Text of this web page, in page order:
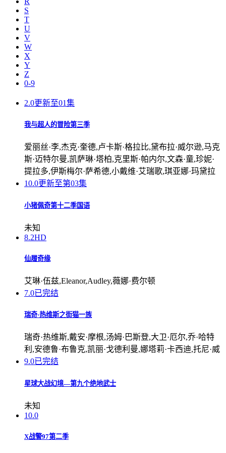
S
T
U
V
W
X
Y
Z
0-9
2.0更新至01集
我与超人的冒险第三季
爱丽丝·李,杰克·奎德,卢卡斯·格拉比,黛布拉·威尔逊,马克
斯·迈特尔曼,凯萨琳·塔柏,克里斯·帕内尔,文森·童,珍妮·
提拉多,伊斯梅尔·萨希德,小戴维·艾瑞歌,琪亚娜·玛黛拉
10.0更新至第03集
小猪佩奇第十二季国语
未知
8.2HD
仙履奇缘
艾琳·伍兹,Eleanor,Audley,薇娜·费尔顿
7.0已完结
瑞奇·热维斯之街猫一族
瑞奇·热维斯,戴安·摩根,汤姆·巴斯登,大卫·厄尔,乔·哈特
利,安德鲁·布鲁克,凯丽·戈德利曼,娜塔莉·卡西迪,托尼·威
9.0已完结
星球大战幻境—第九个绝地武士
未知
10.0
X战警97第二季